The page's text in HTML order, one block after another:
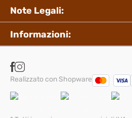
Note Legali:
Informazioni:
Realizzato con Shopware